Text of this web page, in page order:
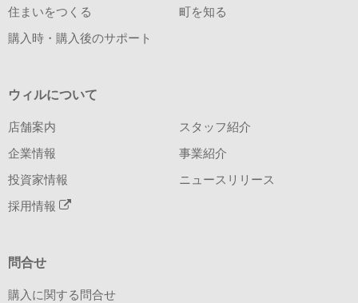
住まいをつくる 町を知る
購入時・購入後のサポート
ウィルについて
店舗案内 スタッフ紹介
企業情報 事業紹介
投資家情報 ニュースリリース
採用情報
問合せ
購入に関する問合せ